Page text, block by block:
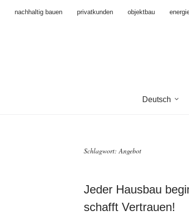
nachhaltig bauen privatkunden objektbau
Deutsch
Schlagwort: Angebot
Jeder Hausbau
schafft Vertrauen!